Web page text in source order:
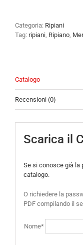
Categoria: Ripiani
Tag: ripiani Ripiano
Catalogo
Recensioni (0)
Scarica il
Se si conosce già la
catalogo.
O richiedere la
PDF compilando il
Nome*